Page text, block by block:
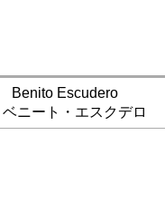
Benito Escudero
ベニート・エスクデロ